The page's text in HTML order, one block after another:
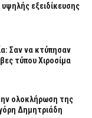
υψηλής εξειδίκευσης
Σαν να κτύπησαν
τύπου Χιροσίμα
ολοκλήρωση της
Δημητριάδη